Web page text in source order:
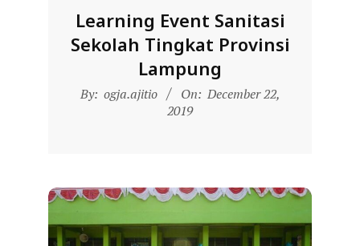
Learning Event Sanitasi
Sekolah Tingkat Provinsi
Lampung
2019-
By: ogja.ajitio On: December 22,
2019